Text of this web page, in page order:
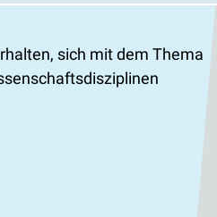
sich mit dem Thema